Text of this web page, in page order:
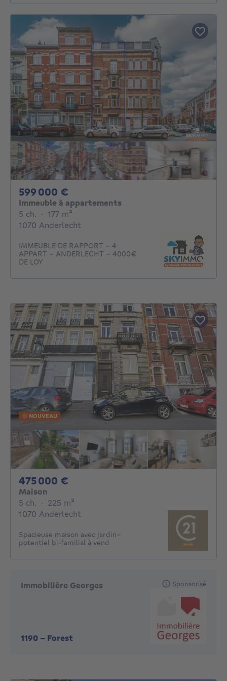
599 000 €
Immeuble à appartements
5 ch. 5 chambres
· 177 m²
1070 Anderlecht
IMMEUBLE DE RAPPORT - 4
APPART - ANDERLECHT - 4000€
DE LOY
NOUVEAU
475 000 €
Maison
5 ch. 5 chambres
· 225 m²
1070 Anderlecht
Spacieuse maison avec jardin–
potentiel bi-familial à vend
Immobilière Georges
1190 - Forest
Sponsorisé